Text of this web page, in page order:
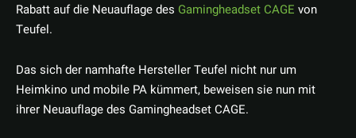
Rabatt auf die Neuauflage des Gamingheadset CAGE von
Teufel.
Das sich der namhafte Hersteller Teufel nicht nur um
Heimkino und mobile PA kümmert, beweisen sie nun mit
ihrer Neuauflage des Gamingheadset CAGE.